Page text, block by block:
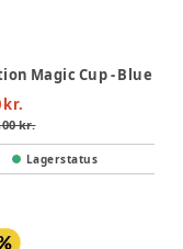
Magic Cup - Blue
kr.
kr.
Lagerstatus